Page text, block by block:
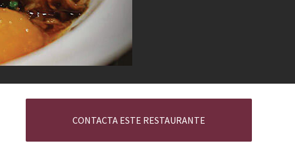
CONTACTA ESTE RESTAURANTE